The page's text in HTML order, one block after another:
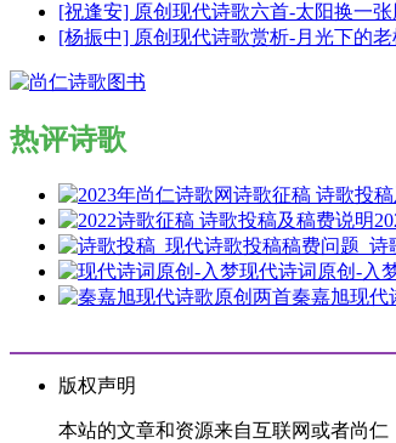
[祝逢安] 原创现代诗歌六首-太阳换一
[杨振中] 原创现代诗歌赏析-月光下的
热评诗歌
现代诗词原创-入
秦嘉旭现代
版权声明
本站的文章和资源来自互联网或者尚仁